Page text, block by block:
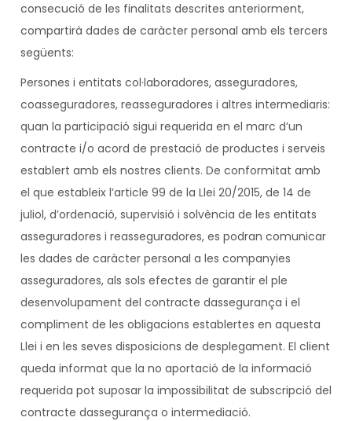
consecució de les finalitats descrites anteriorment,
compartirà dades de caràcter personal amb els tercers
següents:
Persones i entitats col·laboradores, asseguradores,
coasseguradores, reasseguradores i altres intermediaris:
quan la participació sigui requerida en el marc d’un
contracte i/o acord de prestació de productes i serveis
establert amb els nostres clients. De conformitat amb
el que estableix l’article 99 de la Llei 20/2015, de 14 de
juliol, d’ordenació, supervisió i solvència de les entitats
asseguradores i reasseguradores, es podran comunicar
les dades de caràcter personal a les companyies
asseguradores, als sols efectes de garantir el ple
desenvolupament del contracte dassegurança i el
compliment de les obligacions establertes en aquesta
Llei i en les seves disposicions de desplegament. El client
queda informat que la no aportació de la informació
requerida pot suposar la impossibilitat de subscripció del
contracte dassegurança o intermediació.